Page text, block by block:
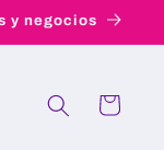
y negocios
Carrito